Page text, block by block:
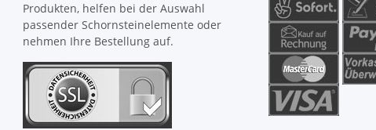
Produkten, helfen bei der Auswahl
passender Schornsteinelemente oder
nehmen Ihre Bestellung auf.